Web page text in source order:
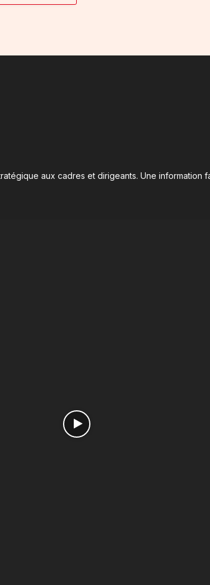
aux cadres et dirigeants. Une information